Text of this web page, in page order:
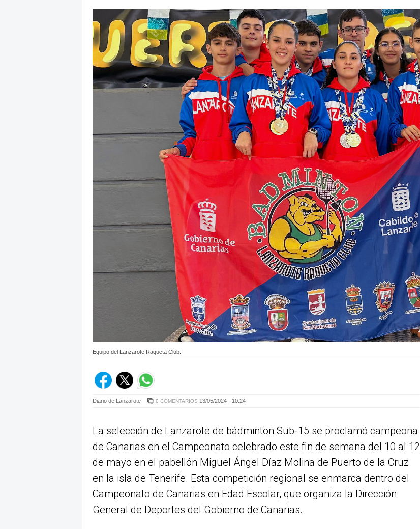
Equipo del Lanzarote Raqueta Club.
Diario de Lanzarote 0 COMENTARIOS 13/05/2024 - 10:24
La selección de Lanzarote de bádminton Sub-15 se proclamó campeona
de Canarias en el Campeonato celebrado este fin de semana del 10 al 12
de mayo en el pabellón Miguel Ángel Díaz Molina de Puerto de la Cruz
en la isla de Tenerife. Esta competición regional se enmarca dentro del
Campeonato de Canarias en Edad Escolar, que organiza la Dirección
General de Deportes del Gobierno de Canarias.